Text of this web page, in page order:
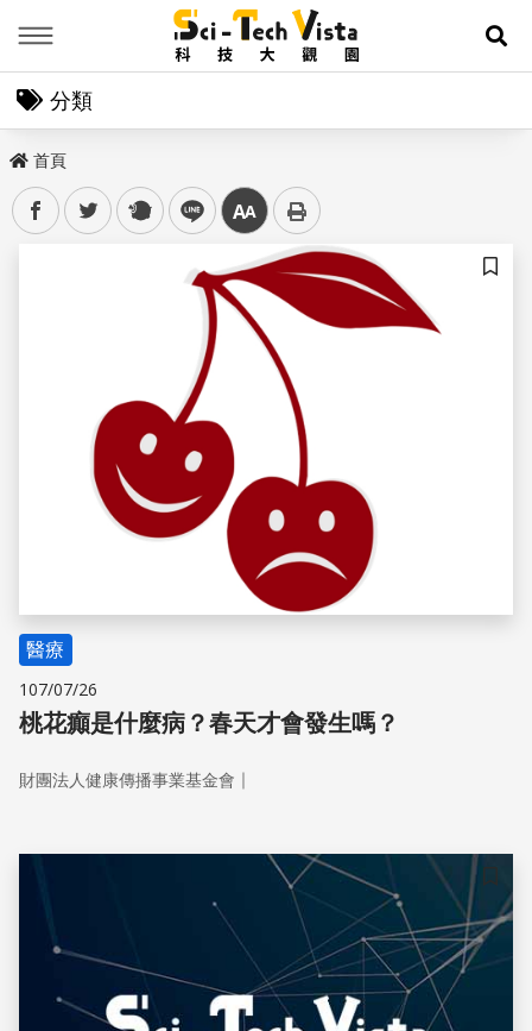
展
分類
首頁
facebooktwitter plurk line 中
儲存
醫療
107/07/26
桃花癲是什麼病？春天才會發生嗎？
財團法人健康傳播事業基金會 ｜
儲存